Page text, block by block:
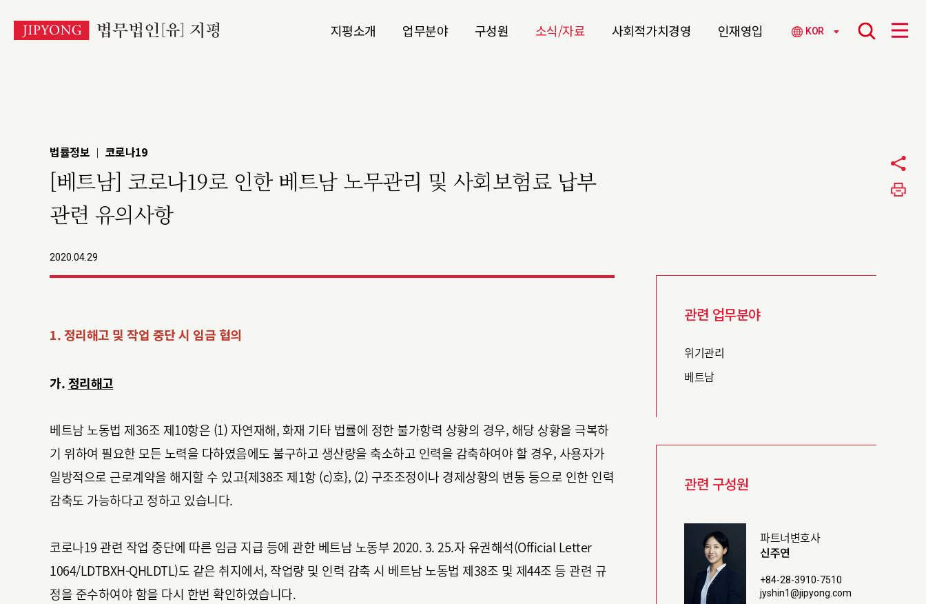
지평소개 업무분야 구성원 소식/자료 사회적가치경영 인재영입 KOR
법률정보 | 코로나19
[베트남] 코로나19로 인한 베트남 노무관리 및 사회보험료 납부
관련 유의사항
2020.04.29
1. 정리해고 및 작업 중단 시 임금 협의
가. 정리해고
베트남 노동법 제36조 제10항은 (1) 자연재해, 화재 기타 법률에 정한 불가항력 상황의 경우, 해당 상황을 극복하
기 위하여 필요한 모든 노력을 다하였음에도 불구하고 생산량을 축소하고 인력을 감축하여야 할 경우, 사용자가
일방적으로 근로계약을 해지할 수 있고{제38조 제1항 (c)호}, (2) 구조조정이나 경제상황의 변동 등으로 인한 인력
감축도 가능하다고 정하고 있습니다.
코로나19 관련 작업 중단에 따른 임금 지급 등에 관한 베트남 노동부 2020. 3. 25.자 유권해석(Official Letter
1064/LDTBXH-QHLDTL)도 같은 취지에서, 작업량 및 인력 감축 시 베트남 노동법 제38조 및 제44조 등 관련 규
정을 준수하여야 함을 다시 한번 확인하였습니다.
관련 업무분야
위기관리
베트남
관련 구성원
파트너변호사
신주연
+84-28-3910-7510
jyshin1@jipyong.com